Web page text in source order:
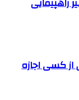
از کسی اجازه